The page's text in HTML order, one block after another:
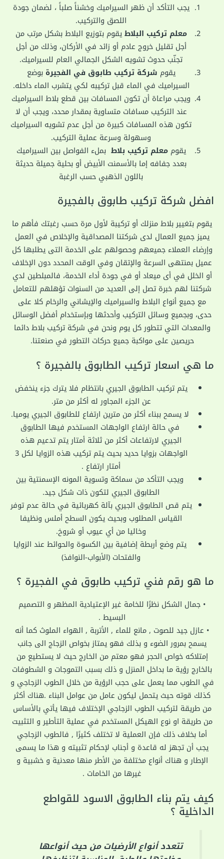
يجب التأكد أن ظهر السيراميك وخشناً صلباً ، لضمان جودة
اللصق والتركيب.
معلم تركيب البلاطيقوم بتوزيع البلاط بشكل مرتب من
أجل تقليل خروج عادم أو زائد في الأركان، وذلك من أجل
تجنّب حدوث تشويه الشكل الجمالي العام للسيراميك.
يقوم شركة تركيب طابوق في الفجيرةبوضع
السيراميك في الماء قبل تركيبه لكي يتشرب الماء داخله.
ويجب مراعاة أن تكون المسافات بين قطع بلاط السيراميك
عند التركيب مسافات متساوية بمقدار محدد، ويجب أن لا
تكون هذه المسافات كبيرة من أجل عدم تشويه السيراميك
وسهولة وسرعة عملية التركيب.
يقوممعلم تركيب بلاط بملء الفواصل بين السيراميك
بعدد جفافه إما بالأسمنت الأبيض أو بحلية جميلة حديثة
باللون الذهبي حسب الرغبة
افضل شركة تركيب طابوق بالفجيرة
يقوم بتغيير بلاط منزلك أو تركيبة لأول مرة حسب رغبتك فأهم ما
يميز جميع العمال لدى شركتنا المصداقية والإخلاص في العمل
وإرضاء العملاء جميعهم وحصولهم على الخدمة التى يطلبها كل
عميل بمنتهى السرعة والإتقان وفي الوقت المحدد دون الإخلاف
أو الخلل في أى ميعاد أو في جودة أداء الخدمة، فالمبلطين لدي
شركتنا لهم خبرة تصل إلى العديد من السنوات تؤهلهم للتعامل
مع جميع أنواع البلاط والسيراميك والإيشاني والرخام كلا على
حدى، وبجميع وسائل التركيب وأحدثها وبإستخدام أفضل الوسائل
والمعدات التي تتطور كل يوم ونحن في شركة تركيب بلاط دائما
حريصين على مواكبة جميع حركات التطور في صنعتنا.
ما هي اسعار تركيب الطابوق بالفجيرة ؟
يتم تركيب الطابوق الجيري بانتظام فلا يترك جزء ينخفض
عن الجزء المجاور له أكثر من متر.
لا يسمح ببناء أكثر من مترين ارتفاع للطابوق الجيري يوميا.
في حالة ارتفاع الواجهات المستخدم فيها الطابوق
الجيري لارتفاعات أكثر من ثلاثة أمتار يتم تدعيم هذه
الواجهات بزوايا حديد بحيث يتم تركيب هذه الزوايا لكل 3
أمتار ارتفاع .
ويجب التأكد من سماكة وتسوية المونه الإسمنتية بين
الطابوق الجيري لتكون ذات شكل جيد.
يتم قص الطابوق الجيري بآلة كهربائية في حالة عدم توفر
القياس المطلوب وبحيث يكون السطح أملس ونظيفا
وخاليا من أي عيوب أو شروخ.
يتم وضع أربطة إضافية بين الكسوة والحوائط عند الزوايا
والفتحات (الأبواب-النوافذ)
ما هو رقم فني تركيب طابوق في الفجيرة ؟
• جمال الشكل نظرًا للخامة غير الإعتيادية المظهر و التصميم
البسيط .
• عازل جيد للصوت , مانع للماء , الأتربة , الهواء الملوث كما أنه
يسمح بمرور الضوء و بذلك فهو يمتاز بخواص الزجاج الى جانب
إمتلاكه خواص الحجر فهو معتم من الخارج حيث لا يستطيع من
بالخارج رؤية ما بداخل المنزل و ذلك بسبب التموجات و الشطوفات
في الطوب مما يعمل على حجب الرؤية من خلال الطوب الزجاجي و
كذلك قوته حيث يتحمل ليكون عامل من عوامل البناء .هناك أكثر
من طريقة لتركيب الطوب الزجاجي الإختلاف فيها يأتي بالأساس
من طريقة او نوع الهيكل المستخدم في عملية التأطير و التثبيت
أما بخلاف ذلك فإن العملية لا تختلف كثيرًا , فالطوب الزجاجي
يجب أن تجهز له قاعدة و أجناب لإحكام تثبيته و هذا ما يسمى
الإطار و هناك أنواع مختلفة من الأطر منها معدنية و خشبية و
غيرها من الخامات .
كيف يتم بناء الطابوق الاسود للقواطع
الداخلية ؟
تتعدد أنواع الأرضيات من حيث أنواعها